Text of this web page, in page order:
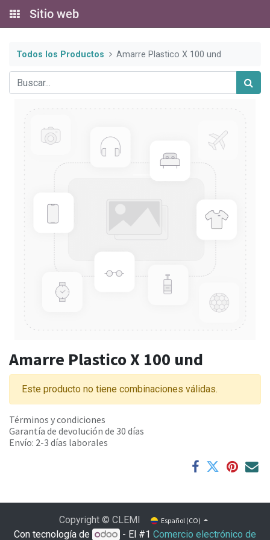
Sitio web
Todos los Productos Amarre Plastico X 100 und
Amarre Plastico X 100 und
Este producto no tiene combinaciones válidas.
Términos y condiciones
Garantía de devolución de 30 días
Envío: 2-3 días laborales
Copyright © CLEMI Español (CO)
Con tecnología de - El #1Comercio electrónico de